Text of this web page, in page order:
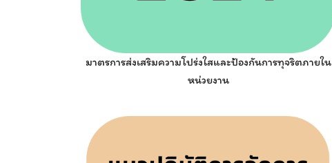
มาตรการส่งเสริมความโปร่งใสและป้องกันการทุจริตภายใน
หน่วยงาน